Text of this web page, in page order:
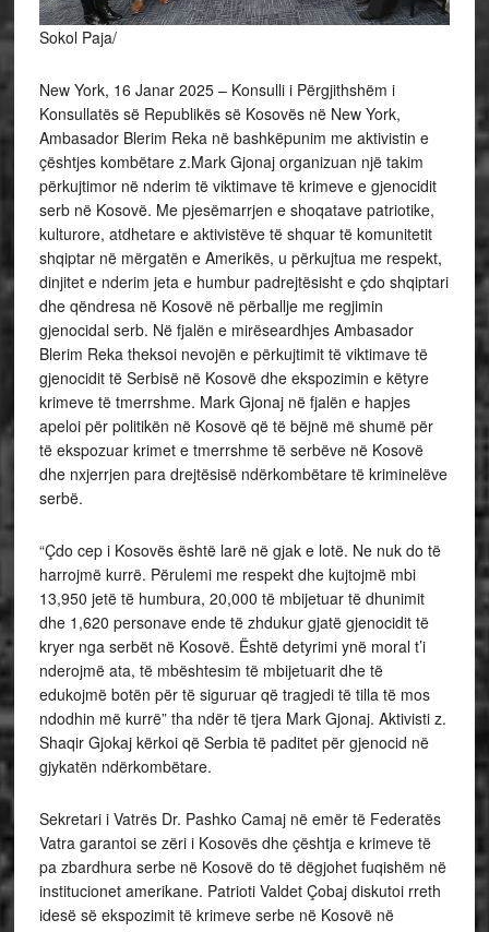
Sokol Paja/
New York, 16 Janar 2025 – Konsulli i Përgjithshëm i
Konsullatës së Republikës së Kosovës në New York,
Ambasador Blerim Reka në bashkëpunim me aktivistin e
çështjes kombëtare z.Mark Gjonaj organizuan një takim
përkujtimor në nderim të viktimave të krimeve e gjenocidit
serb në Kosovë. Me pjesëmarrjen e shoqatave patriotike,
kulturore, atdhetare e aktivistëve të shquar të komunitetit
shqiptar në mërgatën e Amerikës, u përkujtua me respekt,
dinjitet e nderim jeta e humbur padrejtësisht e çdo shqiptari
dhe qëndresa në Kosovë në përballje me regjimin
gjenocidal serb. Në fjalën e mirëseardhjes Ambasador
Blerim Reka theksoi nevojën e përkujtimit të viktimave të
gjenocidit të Serbisë në Kosovë dhe ekspozimin e këtyre
krimeve të tmerrshme. Mark Gjonaj në fjalën e hapjes
apeloi për politikën në Kosovë që të bëjnë më shumë për
të ekspozuar krimet e tmerrshme të serbëve në Kosovë
dhe nxjerrjen para drejtësisë ndërkombëtare të kriminelëve
serbë.
“Çdo cep i Kosovës është larë në gjak e lotë. Ne nuk do të
harrojmë kurrë. Përulemi me respekt dhe kujtojmë mbi
13,950 jetë të humbura, 20,000 të mbijetuar të dhunimit
dhe 1,620 personave ende të zhdukur gjatë gjenocidit të
kryer nga serbët në Kosovë. Është detyrimi ynë moral t’i
nderojmë ata, të mbështesim të mbijetuarit dhe të
edukojmë botën për të siguruar që tragjedi të tilla të mos
ndodhin më kurrë” tha ndër të tjera Mark Gjonaj. Aktivisti z.
Shaqir Gjokaj kërkoi që Serbia të paditet për gjenocid në
gjykatën ndërkombëtare.
Sekretari i Vatrës Dr. Pashko Camaj në emër të Federatës
Vatra garantoi se zëri i Kosovës dhe çështja e krimeve të
pa zbardhura serbe në Kosovë do të dëgjohet fuqishëm në
institucionet amerikane. Patrioti Valdet Çobaj diskutoi rreth
idesë së ekspozimit të krimeve serbe në Kosovë në